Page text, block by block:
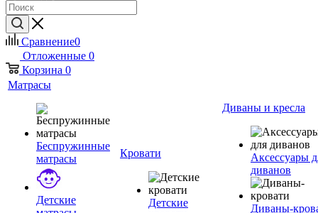
Сравнение0
Отложенные 0
Корзина 0
Матрасы
Беспружинные
матрасы
Детские
Кровати
Детские
Диваны и кресла
Аксессуары
диванов
Диваны-